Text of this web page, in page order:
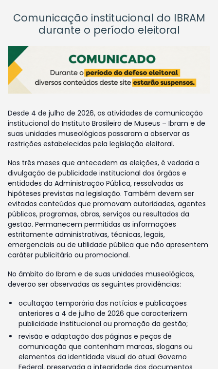
Comunicação institucional do IBRAM
durante o período eleitoral
Desde 4 de julho de 2026, as atividades de comunicação
institucional do Instituto Brasileiro de Museus – Ibram e de
suas unidades museológicas passaram a observar as
restrições estabelecidas pela legislação eleitoral.
Nos três meses que antecedem as eleições, é vedada a
divulgação de publicidade institucional dos órgãos e
entidades da Administração Pública, ressalvadas as
hipóteses previstas na legislação. Também devem ser
evitados conteúdos que promovam autoridades, agentes
públicos, programas, obras, serviços ou resultados da
gestão. Permanecem permitidas as informações
estritamente administrativas, técnicas, legais,
emergenciais ou de utilidade pública que não apresentem
caráter publicitário ou promocional.
No âmbito do Ibram e de suas unidades museológicas,
deverão ser observadas as seguintes providências:
ocultação temporária das notícias e publicações
anteriores a 4 de julho de 2026 que caracterizem
publicidade institucional ou promoção da gestão;
revisão e adaptação das páginas e peças de
comunicação que contenham marcas, slogans ou
elementos da identidade visual do atual Governo